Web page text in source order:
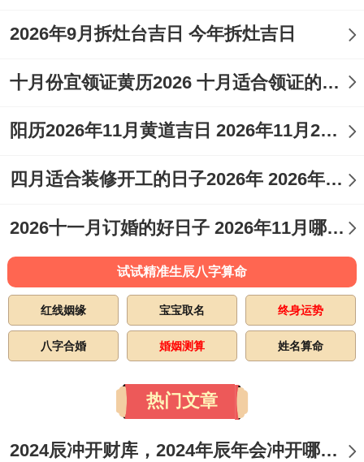
2026年9月拆灶台吉日 今年拆灶吉日
十月份宜领证黄历2026 十月适合领证的好日子2026年
阳历2026年11月黄道吉日 2026年11月26日阳历黄道吉日
四月适合装修开工的日子2026年 2026年四月份适合装修开工的黄道吉日
2026十一月订婚的好日子 2026年11月哪天订婚好
试试精准生辰八字算命
红线姻缘 宝宝取名 终身运势
八字合婚 婚姻测算 姓名算命
热门文章
2024辰冲开财库，2024年辰年会冲开哪些人的财库